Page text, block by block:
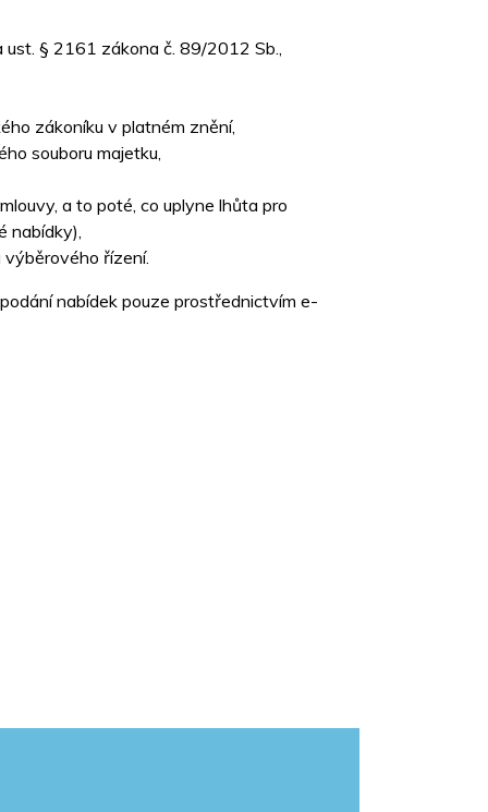
§ 2161 zákona č. 89/2012 Sb.,
zákoníku v platném znění,
souboru majetku,
a to poté, co uplyne lhůta pro
nabídky),
řízení.
nabídek pouze prostřednictvím e-